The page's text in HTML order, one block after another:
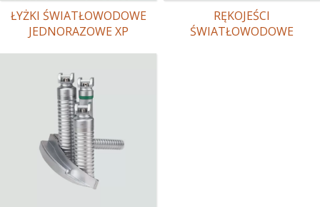
ŁYŻKI ŚWIATŁOWODOWE
JEDNORAZOWE XP
RĘKOJEŚCI
ŚWIATŁOWODOWE